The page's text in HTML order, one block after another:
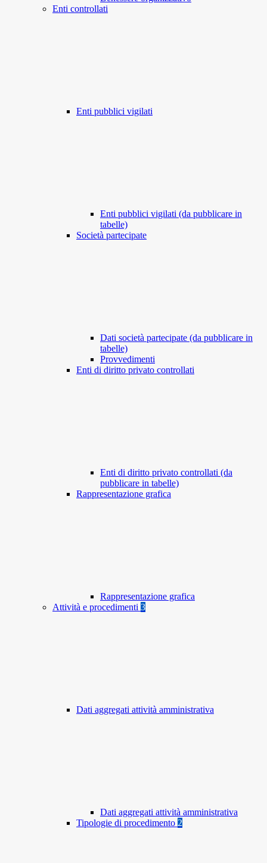
Enti controllati
Enti pubblici vigilati
Enti pubblici vigilati (da pubblicare in
tabelle)
Società partecipate
Dati società partecipate (da pubblicare in
tabelle)
Provvedimenti
Enti di diritto privato controllati
Enti di diritto privato controllati (da
pubblicare in tabelle)
Rappresentazione grafica
Rappresentazione grafica
Attività e procedimenti 3
Dati aggregati attività amministrativa
Dati aggregati attività amministrativa
Tipologie di procedimento 2